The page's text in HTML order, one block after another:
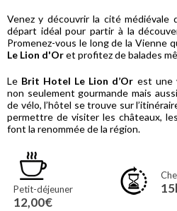
Venez y découvrir la cité
départ idéal pour partir à la
Promenez-vous le long de la Vienne
Le Lion d'Oret profitez de balades
Le Brit Hotel Le Lion d’Or est une
non seulement gourmande mais
de vélo, l’hôtel se trouve sur
permettre de visiter les châteaux,
font la renommée de la région.
Petit-déjeuner
12,00€